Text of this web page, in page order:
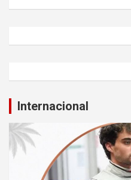
Internacional